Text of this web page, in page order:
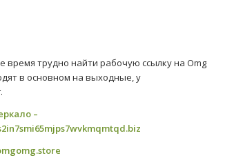
время трудно найти рабочую ссылку на Omg
в основном на выходные, у
–